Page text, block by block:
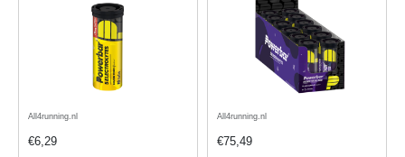
All4running.nl
€6,29
All4running.nl
€75,49